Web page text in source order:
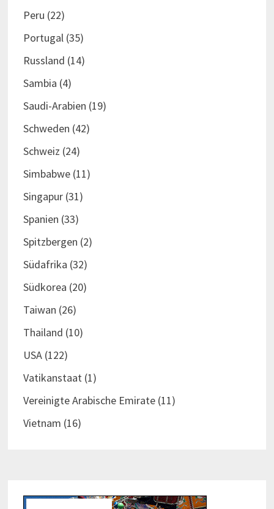
Peru (22)
Portugal(35)
Russland (14)
Sambia (4)
Saudi-Arabien (19)
Schweden (42)
Schweiz (24)
Simbabwe(11)
Singapur(31)
Spanien (33)
Spitzbergen (2)
Südafrika (32)
Südkorea (20)
Taiwan (26)
Thailand (10)
USA(122)
Vatikanstaat(1)
Vereinigte Arabische Emirate(11)
Vietnam (16)